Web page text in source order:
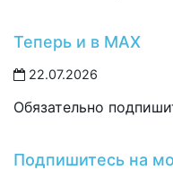
Теперь и в MAX
22.07.2026
Обязательно
Подпишитесь на